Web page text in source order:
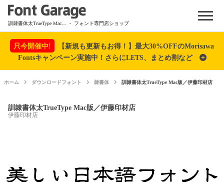
Menu
- フォント専門店ショップ
只今開催中!
【新規も更新もお得！】最大30%OFFのMorisawa
Fontsキャンペーン実施中！さらにLETS、まとめ割など
ホーム ダウンロードフォント 隷書体 訓隷書体太TrueType Mac版／伊藤印材店
訓隷書体太TrueType Mac版／伊藤印材店
伊藤印材店